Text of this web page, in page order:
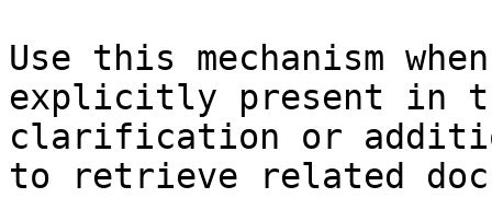
Use this mechanism
explicitly present in
clarification or